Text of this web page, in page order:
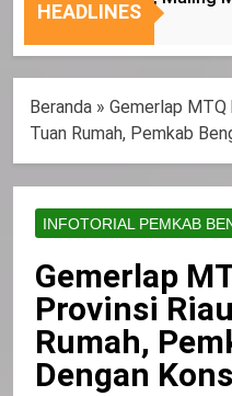
HEADLINES
Beranda » Gemerlap MTQ
Tuan Rumah, Pemkab
INFOTORIAL PEMKAB
Gemerlap
Provinsi
Rumah,
Dengan